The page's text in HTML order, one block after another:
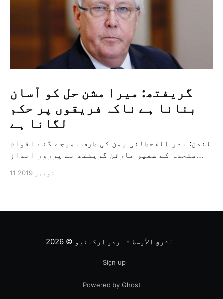
گریفتھ: میرا مشن حل کو آسان
بنانا ہے ناکہ فریقوں پر حکم
لگانا ہے
لندن: بدر القحطانی یمن کی طرف بھیجے گئے اقوام
متحدہ کے سفیر مارٹن گریفتھ نے پرزور انداز
ثالثی اور اس کشمکش کی حدبندی کرنے کے لئے ایک
11 نومبر 2019
الشرق الأوسط - اردو آرکائیو © 2026
Sign up
Powered by Ghost